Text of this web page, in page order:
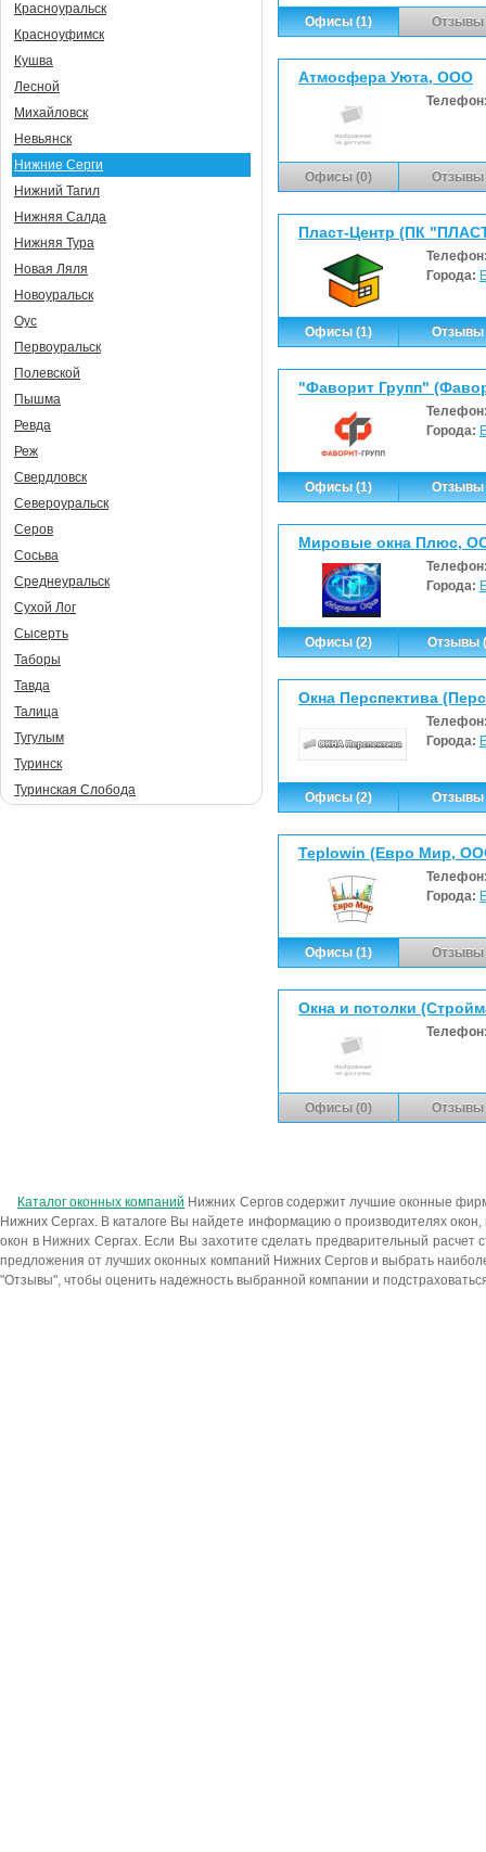
Офисы (1) Отзывы
Атмосфера Уюта, ООО
Офисы (0) Отзывы
Пласт-Центр (ПК
Города:
Офисы (1) Отзывы
"Фаворит Групп"
Города:
Офисы (1) Отзывы
Мировые окна Плюс,
Города:
Офисы (2) Отзывы
Окна Перспектива
Города:
Офисы (2) Отзывы
Teplowin (Евро Мир,
Города:
Офисы (1) Отзывы
Окна и потолки
Офисы (0) Отзывы
Красноуральск
Красноуфимск
Кушва
Лесной
Михайловск
Невьянск
Нижние Серги
Нижний Тагил
Нижняя Салда
Нижняя Тура
Новая Ляля
Новоуральск
Оус
Первоуральск
Полевской
Пышма
Ревда
Реж
Свердловск
Североуральск
Серов
Сосьва
Среднеуральск
Сухой Лог
Сысерть
Таборы
Тавда
Талица
Тугулым
Туринск
Туринская Слобода
Каталог оконных компаний Нижних Сергов содержит лучшие оконные
Нижних Сергах. В каталоге Вы найдете информацию о производителях
окон в Нижних Сергах. Если Вы захотите сделать предварительный расчет
предложения от лучших оконных компаний Нижних Сергов и выбрать
"Отзывы", чтобы оценить надежность выбранной компании и